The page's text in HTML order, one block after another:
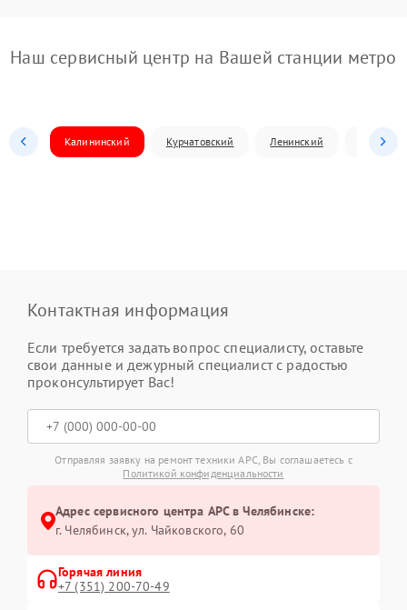
Наш сервисный центр на Вашей станции метро
Калининский Курчатовский Ленинский
Контактная информация
Если требуется задать вопрос специалисту, оставьте
свои данные и дежурный специалист с радостью
проконсультирует Вас!
Отправляя заявку на ремонт техники APC, Вы соглашаетесь с
Политикой конфиденциальности
Адрес сервисного центра APC в Челябинске:
г. Челябинск, ул. Чайковского, 60
Горячая линия
+7 (351) 200-70-49